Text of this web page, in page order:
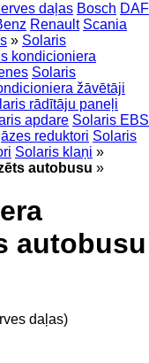
daļas Bosch DAF
Renault Scania
» Solaris
kondicioniera
Solaris
žāvētāji
rādītāju paneļi
apdare Solaris EBS
reduktori Solaris
Solaris klaņi »
autobusu »
autobusu
daļas)